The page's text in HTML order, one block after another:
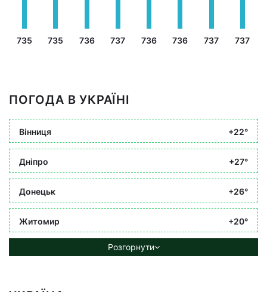
735 735 736 737 736 736 737 737
ПОГОДА В УКРАЇНІ
Вінниця +22°
Дніпро +27°
Донецьк +26°
Житомир +20°
Розгорнути